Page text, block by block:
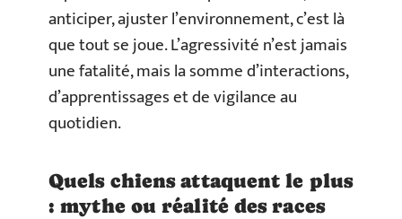
anticiper, ajuster l’environnement, c’est là
que tout se joue. L’agressivité n’est jamais
une fatalité, mais la somme d’interactions,
d’apprentissages et de vigilance au
quotidien.
Quels chiens attaquent le plus
: mythe ou réalité des races